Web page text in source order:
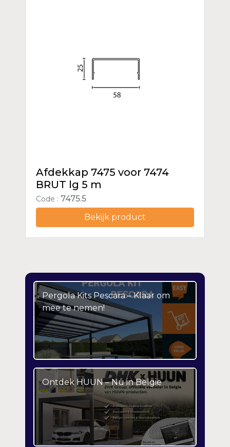
Afdekkap 7475 voor 7474
BRUT lg 5 m
Code : 7475.5
Bekijk product
Pergola Kits Pescara – Klaar om
mee te nemen!
Ontdek HUUN – Nu in België